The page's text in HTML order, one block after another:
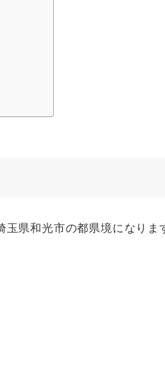
玉県和光市の都県境になりま